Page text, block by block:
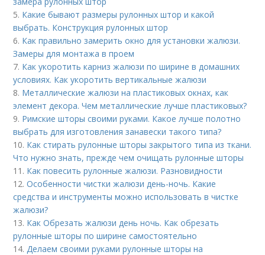
5. Какие бывают размеры рулонных штор и какой
выбрать. Конструкция рулонных штор
6. Как правильно замерить окно для установки жалюзи.
Замеры для монтажа в проем
7. Как укоротить карниз жалюзи по ширине в домашних
условиях. Как укоротить вертикальные жалюзи
8. Металлические жалюзи на пластиковых окнах, как
элемент декора. Чем металлические лучше пластиковых?
9. Римские шторы своими руками. Какое лучше полотно
выбрать для изготовления занавески такого типа?
10. Как стирать рулонные шторы закрытого типа из ткани.
Что нужно знать, прежде чем очищать рулонные шторы
11. Как повесить рулонные жалюзи. Разновидности
12.Особенности чистки жалюзи день-ночь. Какие
средства и инструменты можно использовать в чистке
жалюзи?
13. Как Обрезать жалюзи день ночь. Как обрезать
рулонные шторы по ширине самостоятельно
14. Делаем своими руками рулонные шторы на